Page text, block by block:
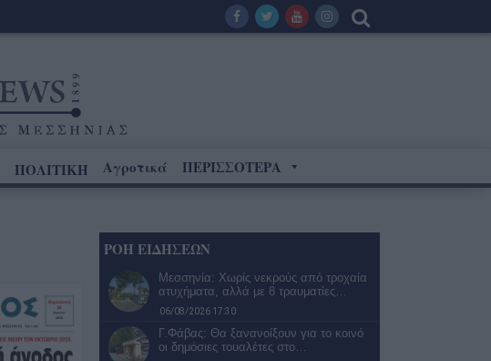
ΠΟΛΙΤΙΚΗ Αγροτικά ΠΕΡΙΣΣΟΤΕΡΑ
ΡΟΗ ΕΙΔΗΣΕΩΝ
Μεσσηνία: Χωρίς νεκρούς από τροχαία
ατυχήματα, αλλά με 8 τραυματίες…
06/08/2026 17:30
Γ.Φάβας: Θα ξανανοίξουν για το κοινό
οι δημόσιες τουαλέτες στο…